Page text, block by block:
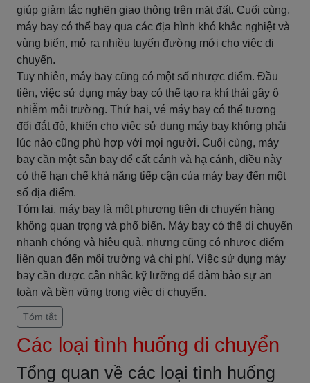
giúp giảm tắc nghẽn giao thông trên mặt đất. Cuối cùng,
máy bay có thể bay qua các địa hình khó khắc nghiệt và
vùng biển, mở ra nhiều tuyến đường mới cho việc di
chuyển.
Tuy nhiên, máy bay cũng có một số nhược điểm. Đầu
tiên, việc sử dụng máy bay có thể tạo ra khí thải gây ô
nhiễm môi trường. Thứ hai, vé máy bay có thể tương
đối đắt đỏ, khiến cho việc sử dụng máy bay không phải
lúc nào cũng phù hợp với mọi người. Cuối cùng, máy
bay cần một sân bay để cất cánh và hạ cánh, điều này
có thể hạn chế khả năng tiếp cận của máy bay đến một
số địa điểm.
Tóm lại, máy bay là một phương tiện di chuyển hàng
không quan trọng và phổ biến. Máy bay có thể di chuyển
nhanh chóng và hiệu quả, nhưng cũng có nhược điểm
liên quan đến môi trường và chi phí. Việc sử dụng máy
bay cần được cân nhắc kỹ lưỡng để đảm bảo sự an
toàn và bền vững trong việc di chuyển.
Tóm tắt
Các loại tình huống di chuyển
Tổng quan về các loại tình huống